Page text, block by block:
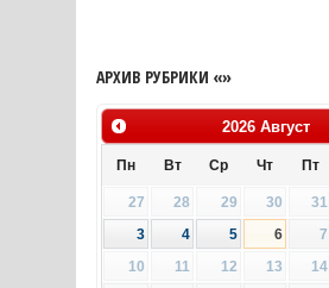
АРХИВ РУБРИКИ «»
2026 Август
Пн Вт Ср Чт Пт
27 28 29 30 31
3
4 5 6 7
10
11 12 13 14